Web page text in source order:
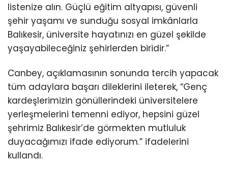
listenize alın. Güçlü eğitim altyapısı, güvenli
şehir yaşamı ve sunduğu sosyal imkânlarla
Balıkesir, üniversite hayatınızı en güzel şekilde
yaşayabileceğiniz şehirlerden biridir.”
Canbey, açıklamasının sonunda tercih yapacak
tüm adaylara başarı dileklerini ileterek, “Genç
kardeşlerimizin gönüllerindeki üniversitelere
yerleşmelerini temenni ediyor, hepsini güzel
şehrimiz Balıkesir’de görmekten mutluluk
duyacağımızı ifade ediyorum.” ifadelerini
kullandı.